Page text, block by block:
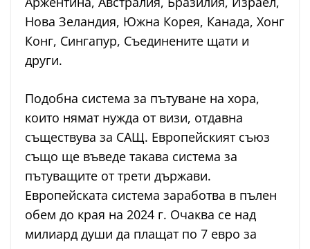
Нова Зеландия, Южна Корея, Канада, Хонг
Конг, Сингапур, Съединените щати и
други.
Подобна система за пътуване на хора,
които нямат нужда от визи, отдавна
съществува за САЩ. Европейският съюз
също ще въведе такава система за
пътуващите от трети държави.
Европейската система заработва в пълен
обем до края на 2024 г. Очаква се над
милиард души да плащат по 7 евро за